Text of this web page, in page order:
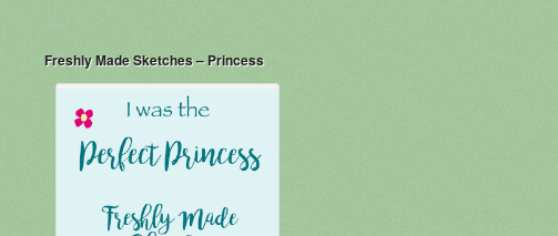
Freshly Made Sketches – Princess